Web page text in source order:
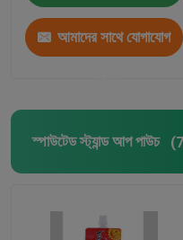
আমাদের সাথে যোগাযোগ
স্পাউটেড স্ট্যান্ড আপ পাউচ